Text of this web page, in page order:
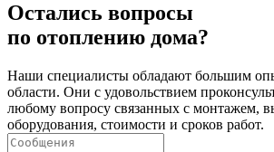
Остались вопросы
по отоплению дома?
Наши специалисты обладают большим
области. Они с удовольствием
любому вопросу связанных с монтажем,
оборудования, стоимости и сроков работ.